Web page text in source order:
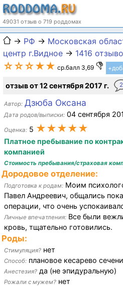
49031 отзыв о 719 роддомах
→ РФ → Московская
центр г.Видное → 1416
☆☆☆★★ ср.балл 3,69
отзыв от 12 сентября 2017 г. 2
Автор: Дзюба Оксана
Дата родов/выписки: 04 сентября
Оценка: 5 ★★★★★
Платное пребывание по
компанией
Стоимость пребывания/страховая
Дородовое отделение:
Подготовка к родам: Моим
Павел Андреевич, общались
операции, что очень
Личные впечатления: Все были
кровь, тщательно готовились.
Роды:
Стимуляция? нет
Способ: плановое кесарево
Анестезия? да (не эпидуральную)
Рожали с мужем? нет